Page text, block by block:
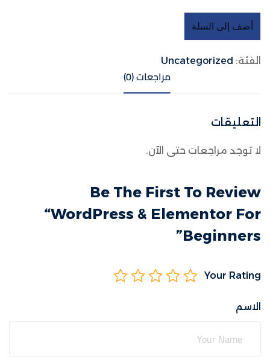
أضف إلى السلة
الفئة: Uncategorized
مراجعات (0)
التعليقات
لا توجد مراجعات حتى الآن.
Be The First To Review
“WordPress & Elementor For
Beginners”
Your Rating
الاسم